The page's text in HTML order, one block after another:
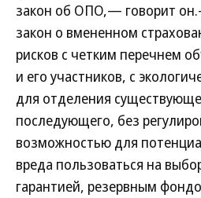
закон об ОПО,— говорит
закон о вмененном
рисков с четким перечнем
и его участников, с
для отделения
последующего, без
возможностью для
вреда пользоваться на
гарантией, резервным